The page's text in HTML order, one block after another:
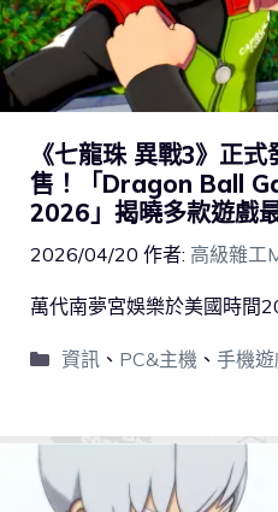
《七龍珠 異戰3》正
售！「Dragon Ball
2026」揭曉多款遊戲
2026/04/20 作者: 高級雜工
萬代南夢宮娛樂於美國時間
資訊、 PC&主機、 手機